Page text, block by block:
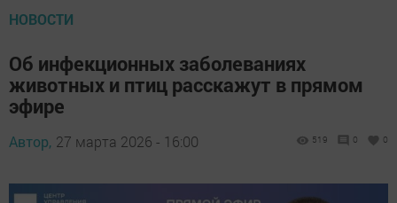
НОВОСТИ
Об инфекционных заболеваниях
животных и птиц расскажут в прямом
эфире
Автор, 27 марта 2026 - 16:00 519 0 0